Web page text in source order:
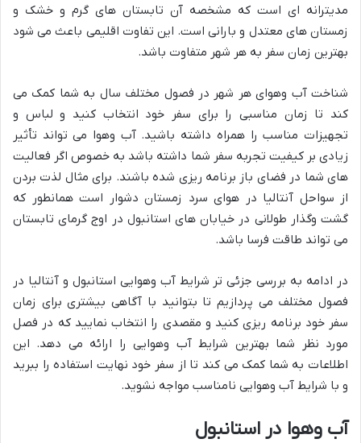
مدیترانه ای است که مشخصه آن تابستان های گرم و خشک و
زمستان های معتدل و بارانی است. این تفاوت اقلیمی باعث می شود
بهترین زمان سفر به هر شهر متفاوت باشد.
شناخت آب وهوای هر شهر در فصول مختلف سال به شما کمک می
کند تا زمان مناسبی را برای سفر خود انتخاب کنید و لباس و
تجهیزات مناسب را همراه داشته باشید. آب وهوا می تواند تأثیر
زیادی بر کیفیت تجربه سفر شما داشته باشد به خصوص اگر فعالیت
های شما در فضای باز برنامه ریزی شده باشند. برای مثال لذت بردن
از سواحل آنتالیا در هوای سرد زمستان دشوار است همانطور که
گشت وگذار طولانی در خیابان های استانبول در اوج گرمای تابستان
می تواند طاقت فرسا باشد.
در ادامه به بررسی جزئی تر شرایط آب وهوایی استانبول و آنتالیا در
فصول مختلف می پردازیم تا بتوانید با آگاهی بیشتری برای زمان
سفر خود برنامه ریزی کنید و مقصدی را انتخاب نمایید که در فصل
مورد نظر شما بهترین شرایط آب وهوایی را ارائه می دهد. این
اطلاعات به شما کمک می کند تا از سفر خود نهایت استفاده را ببرید
و با شرایط آب وهوایی نامناسب مواجه نشوید.
آب وهوا در استانبول